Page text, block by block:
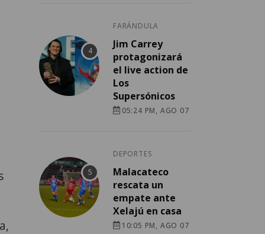
FARÁNDULA
Jim Carrey
protagonizará
el live action de
Los
Supersónicos
05:24 PM, AGO 07
DEPORTES
Malacateco
rescata un
empate ante
Xelajú en casa
10:05 PM, AGO 07